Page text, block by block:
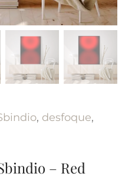
, desfoque,
– Red